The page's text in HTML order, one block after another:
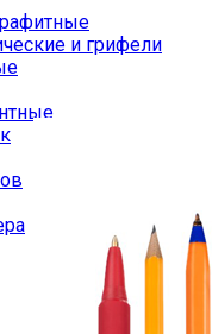
и грифели